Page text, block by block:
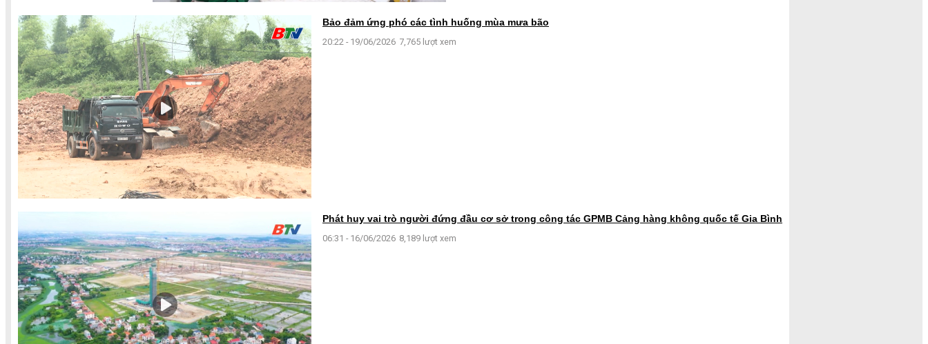
Bảo đảm ứng phó các tình huống mùa mưa bão
20:22 - 19/06/2026 7,765 lượt xem
Phát huy vai trò người đứng đầu cơ sở trong công tác GPMB Cảng hàng không quốc tế Gia Bình
06:31 - 16/06/2026 8,189 lượt xem